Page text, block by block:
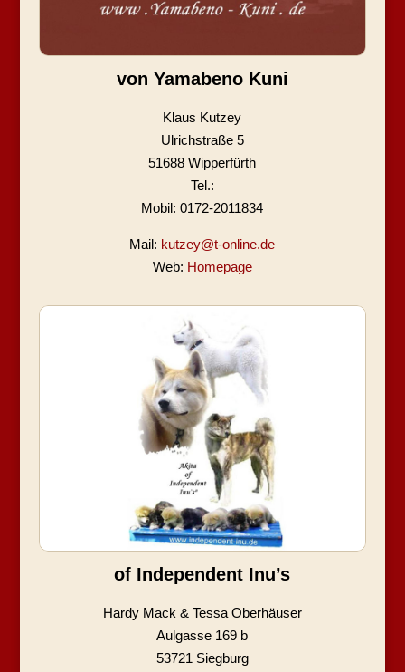
von Yamabeno Kuni
Klaus Kutzey
Ulrichstraße 5
51688 Wipperfürth
Tel.:
Mobil: 0172-2011834
Mail: kutzey@t-online.de
Web: Homepage
of Independent Inu’s
Hardy Mack & Tessa Oberhäuser
Aulgasse 169 b
53721 Siegburg